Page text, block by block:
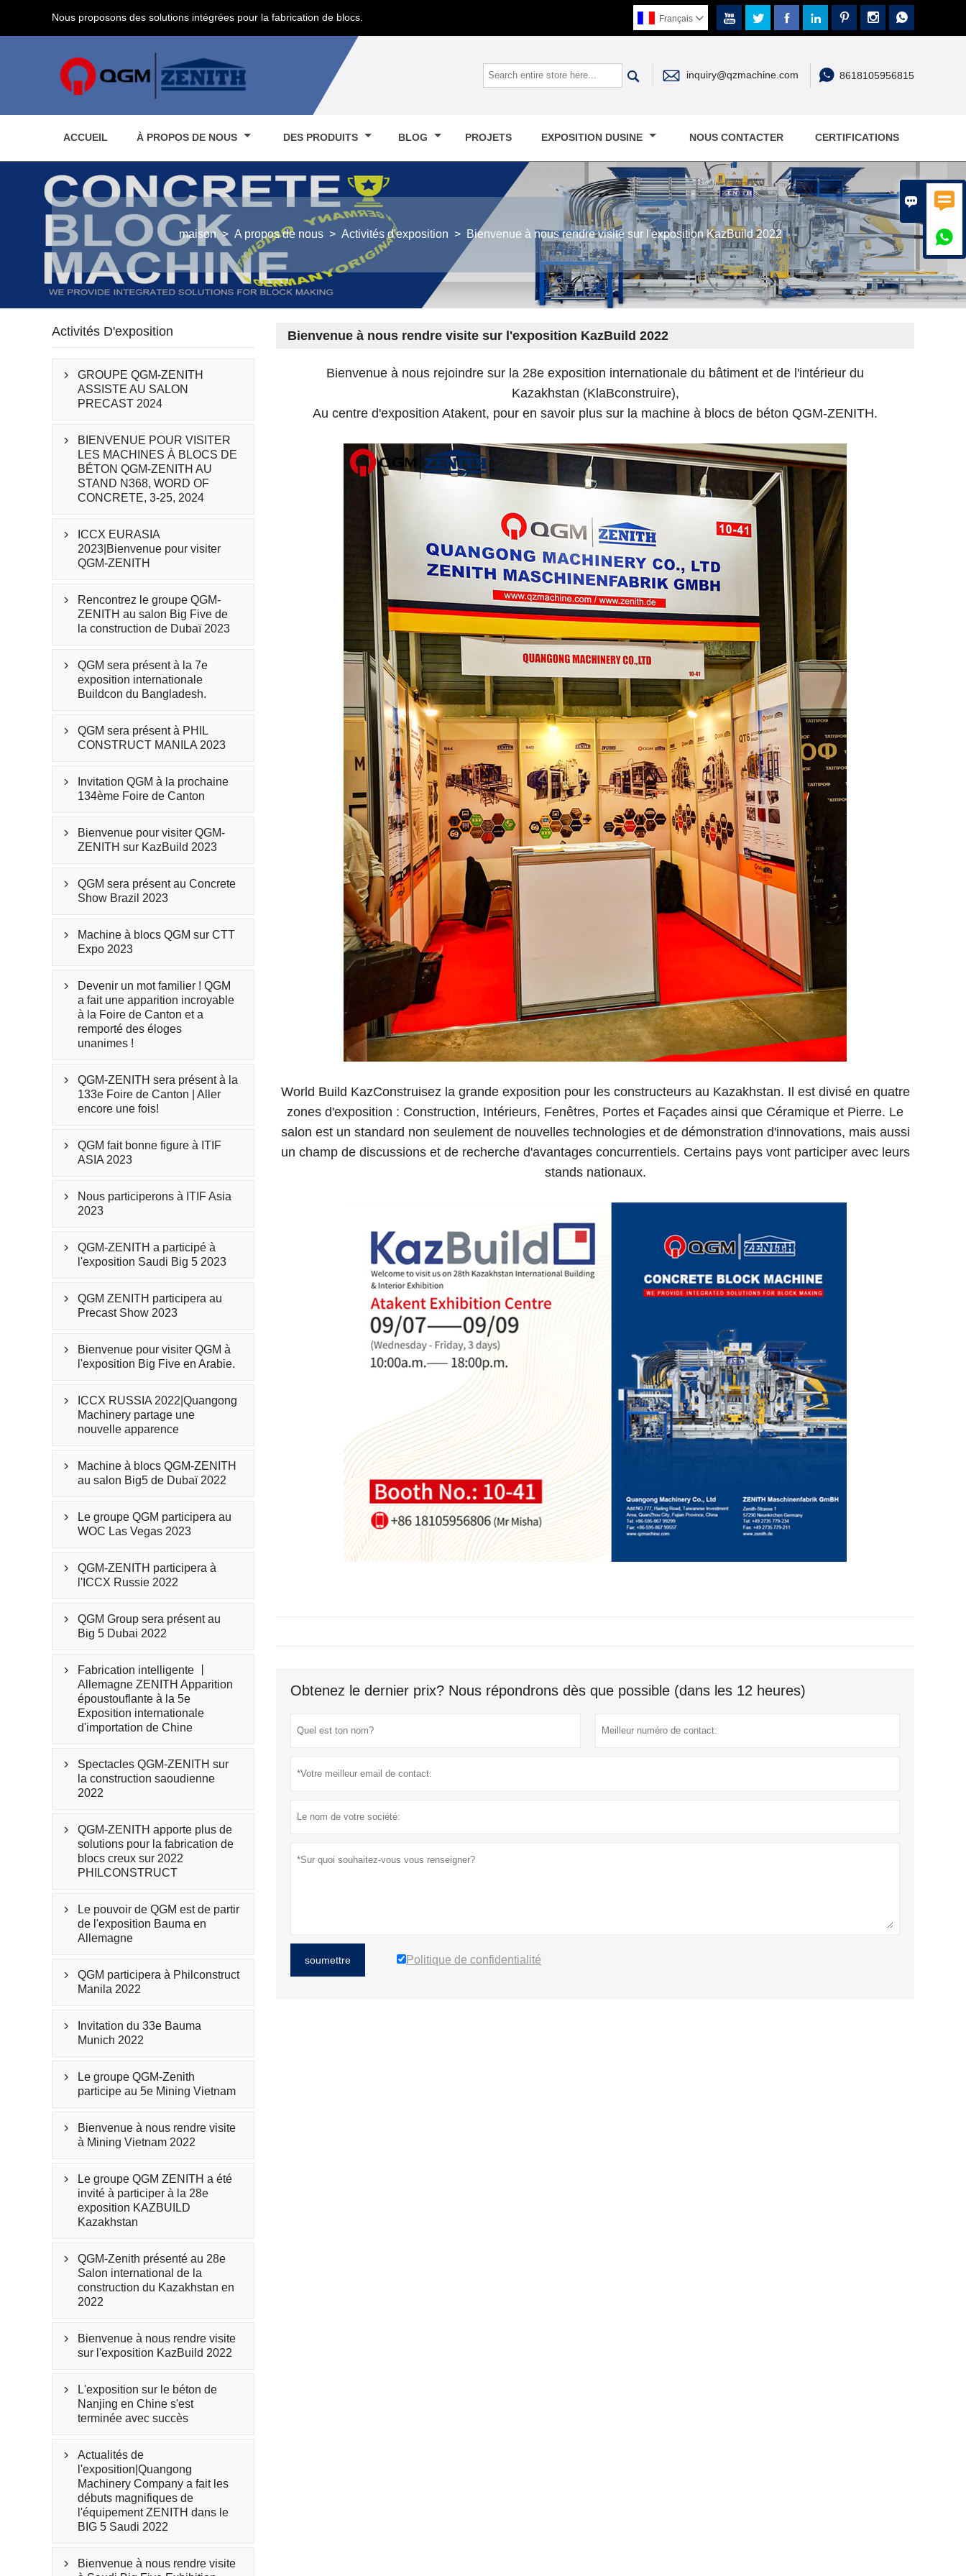
 

Nous proposons des solutions intégrées pour la fabrication de blocs.       
Français 
  inquiry@qzmachine.com  8618105956815
ACCUEIL À PROPOS DE NOUS DES PRODUITS BLOG PROJETS EXPOSITION DUSINE NOUS CONTACTER CERTIFICATIONS
maison > A propos de nous > Activités d'exposition > Bienvenue à nous rendre visite sur l'exposition KazBuild 2022
Bienvenue à nous rendre visite sur l'exposition KazBuild 2022
Bienvenue à nous rejoindre sur la 28e exposition internationale du bâtiment et de l'intérieur du
Kazakhstan (KlaBconstruire),
Au centre d'exposition Atakent, pour en savoir plus sur la machine à blocs de béton QGM-ZENITH.
World Build KazConstruisez la grande exposition pour les constructeurs au Kazakhstan. Il est divisé en quatre
zones d'exposition : Construction, Intérieurs, Fenêtres, Portes et Façades ainsi que Céramique et Pierre. Le
salon est un standard non seulement de nouvelles technologies et de démonstration d'innovations, mais aussi
un champ de discussions et de recherche d'avantages concurrentiels. Certains pays vont participer avec leurs
stands nationaux.
Obtenez le dernier prix? Nous répondrons dès que possible (dans les 12 heures)
soumettre Politique de confidentialité
Activités D'exposition

GROUPE QGM-ZENITH
ASSISTE AU SALON
PRECAST 2024

BIENVENUE POUR VISITER
LES MACHINES À BLOCS DE
BÉTON QGM-ZENITH AU
STAND N368, WORD OF
CONCRETE, 3-25, 2024

ICCX EURASIA
2023|Bienvenue pour visiter
QGM-ZENITH

Rencontrez le groupe QGM-
ZENITH au salon Big Five de
la construction de Dubaï 2023

QGM sera présent à la 7e
exposition internationale
Buildcon du Bangladesh.

QGM sera présent à PHIL
CONSTRUCT MANILA 2023

Invitation QGM à la prochaine
134ème Foire de Canton

Bienvenue pour visiter QGM-
ZENITH sur KazBuild 2023

QGM sera présent au Concrete
Show Brazil 2023

Machine à blocs QGM sur CTT
Expo 2023

Devenir un mot familier ! QGM
a fait une apparition incroyable
à la Foire de Canton et a
remporté des éloges
unanimes !

QGM-ZENITH sera présent à la
133e Foire de Canton | Aller
encore une fois!

QGM fait bonne figure à ITIF
ASIA 2023

Nous participerons à ITIF Asia
2023

QGM-ZENITH a participé à
l'exposition Saudi Big 5 2023

QGM ZENITH participera au
Precast Show 2023

Bienvenue pour visiter QGM à
l'exposition Big Five en Arabie.

ICCX RUSSIA 2022|Quangong
Machinery partage une
nouvelle apparence

Machine à blocs QGM-ZENITH
au salon Big5 de Dubaï 2022

Le groupe QGM participera au
WOC Las Vegas 2023

QGM-ZENITH participera à
l'ICCX Russie 2022

QGM Group sera présent au
Big 5 Dubai 2022

Fabrication intelligente 丨
Allemagne ZENITH Apparition
époustouflante à la 5e
Exposition internationale
d'importation de Chine

Spectacles QGM-ZENITH sur
la construction saoudienne
2022

QGM-ZENITH apporte plus de
solutions pour la fabrication de
blocs creux sur 2022
PHILCONSTRUCT

Le pouvoir de QGM est de partir
de l'exposition Bauma en
Allemagne

QGM participera à Philconstruct
Manila 2022

Invitation du 33e Bauma
Munich 2022

Le groupe QGM-Zenith
participe au 5e Mining Vietnam

Bienvenue à nous rendre visite
à Mining Vietnam 2022

Le groupe QGM ZENITH a été
invité à participer à la 28e
exposition KAZBUILD
Kazakhstan

QGM-Zenith présenté au 28e
Salon international de la
construction du Kazakhstan en
2022

Bienvenue à nous rendre visite
sur l'exposition KazBuild 2022

L'exposition sur le béton de
Nanjing en Chine s'est
terminée avec succès

Actualités de
l'exposition|Quangong
Machinery Company a fait les
débuts magnifiques de
l'équipement ZENITH dans le
BIG 5 Saudi 2022

Bienvenue à nous rendre visite